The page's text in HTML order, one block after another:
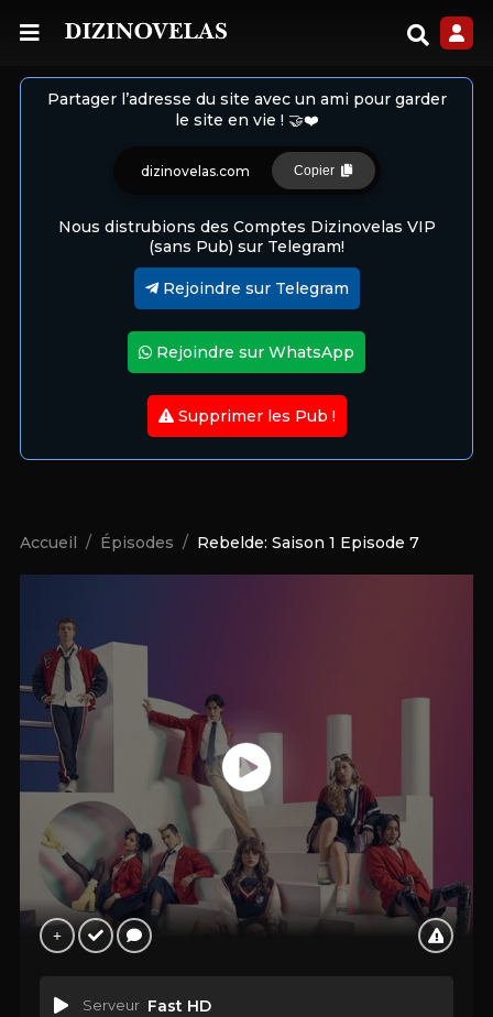
Partager l’adresse du site avec un ami pour garder
le site en vie ! 🤝❤️
dizinovelas.com Copier
Nous distrubions des Comptes Dizinovelas VIP
(sans Pub) sur Telegram!
Rejoindre sur Telegram
Rejoindre sur WhatsApp
Supprimer les Pub !
Accueil Épisodes Rebelde: Saison 1 Episode 7
Serveur Fast HD